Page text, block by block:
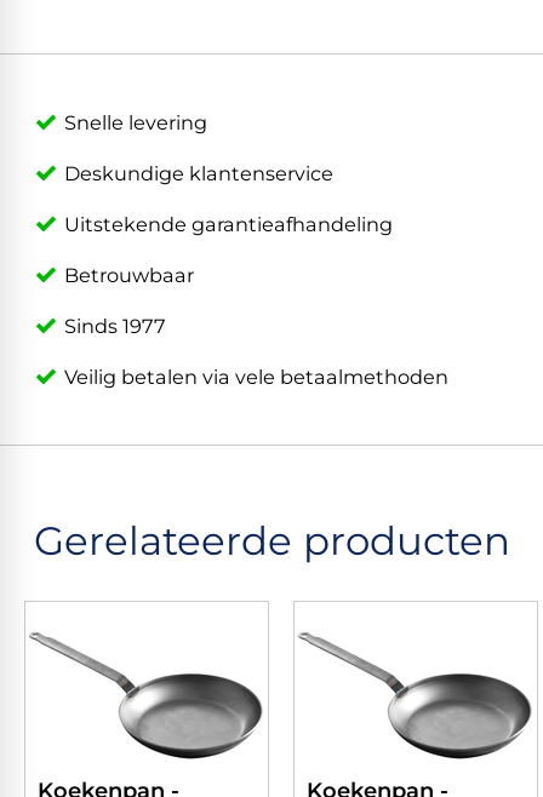
Snelle levering
Deskundige klantenservice
Uitstekende garantieafhandeling
Betrouwbaar
Sinds 1977
Veilig betalen via vele betaalmethoden
Gerelateerde producten
Koekenpan -
Koekenpan -